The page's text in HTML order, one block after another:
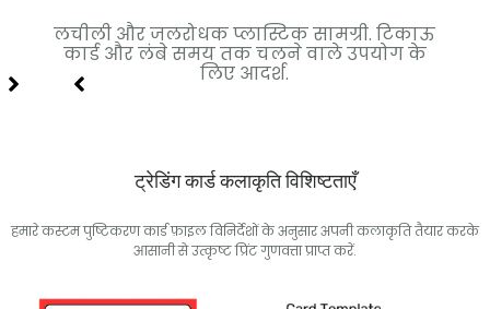
लचीली और जलरोधक प्लास्टिक सामग्री. टिकाऊ
कार्ड और लंबे समय तक चलने वाले उपयोग के
लिए आदर्श.
ट्रेडिंग कार्ड कलाकृति विशिष्टताएँ
हमारे कस्टम पुष्टिकरण कार्ड फ़ाइल विनिर्देशों के अनुसार अपनी कलाकृति तैयार करके
आसानी से उत्कृष्ट प्रिंट गुणवत्ता प्राप्त करें.